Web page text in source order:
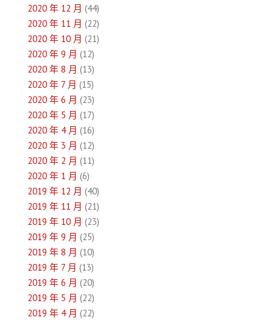
2020 年 12 月 (44)
2020 年 11 月 (22)
2020 年 10 月 (21)
2020 年 9 月 (12)
2020 年 8 月 (13)
2020 年 7 月 (15)
2020 年 6 月 (23)
2020 年 5 月 (17)
2020 年 4 月 (16)
2020 年 3 月 (12)
2020 年 2 月 (11)
2020 年 1 月 (6)
2019 年 12 月 (40)
2019 年 11 月 (21)
2019 年 10 月 (23)
2019 年 9 月 (25)
2019 年 8 月 (10)
2019 年 7 月 (13)
2019 年 6 月 (20)
2019 年 5 月 (22)
2019 年 4 月 (22)